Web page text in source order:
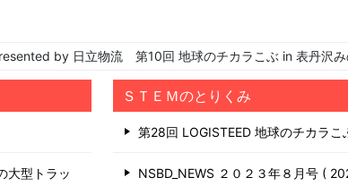
by 日立物流 第10回 地球のチカラこぶ in 表丹沢み
大型トラッ
ＳＴＥＭのとりくみ
第28回 LOGISTEED 地球のチカラこ
NSBD_NEWS ２０２３年８月号